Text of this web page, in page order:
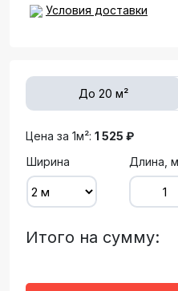
Условия доставки
До 20 м²
Цена за 1м²: 1 525 ₽
Ширина
Длина, м
Итого на сумму: